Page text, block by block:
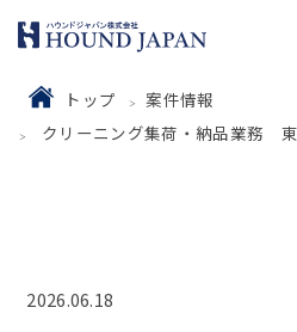
トップ
案件情報
クリーニング集荷・納品業務
2026.06.18